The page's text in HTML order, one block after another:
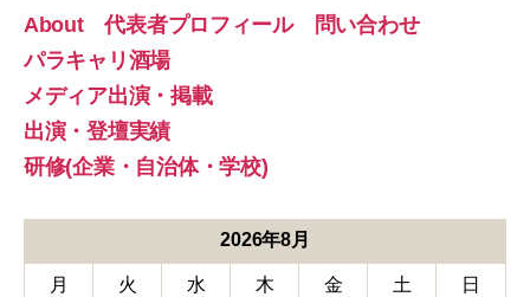
About 代表者プロフィール 問い合わせ
パラキャリ酒場
メディア出演・掲載
出演・登壇実績
研修(企業・自治体・学校)
2026年8月
月 火 水 木 金 土
日